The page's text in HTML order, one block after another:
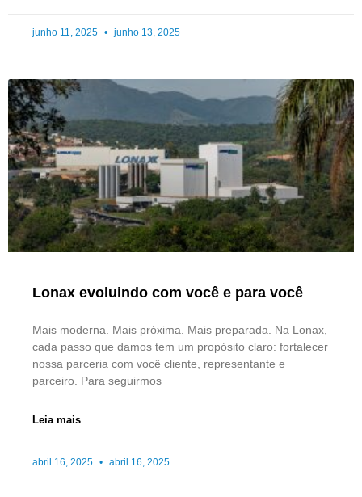
junho 11, 2025 junho 13, 2025
Lonax evoluindo com você e para você
Mais moderna. Mais próxima. Mais preparada. Na Lonax,
cada passo que damos tem um propósito claro: fortalecer
nossa parceria com você cliente, representante e
parceiro. Para seguirmos
Leia mais
abril 16, 2025 abril 16, 2025